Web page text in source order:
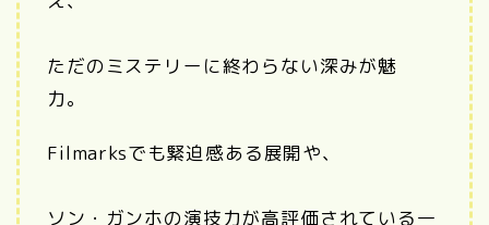
ただのミステリーに終わらない深みが魅
力。
Filmarksでも緊迫感ある展開や、
ソン・ガンホの演技力が高評価されている一